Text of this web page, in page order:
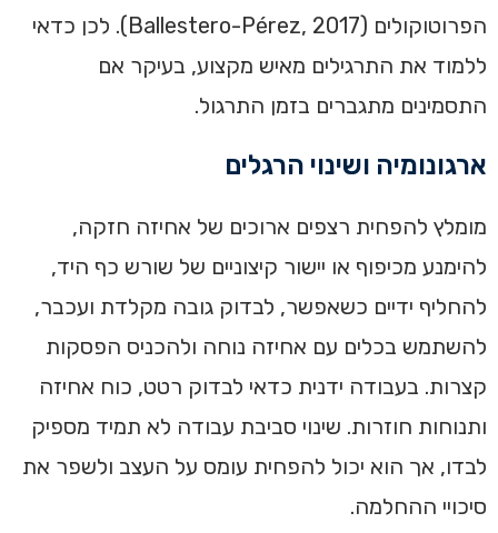
הפרוטוקולים (Ballestero-Pérez, 2017). לכן כדאי
ללמוד את התרגילים מאיש מקצוע, בעיקר אם
התסמינים מתגברים בזמן התרגול.
ארגונומיה ושינוי הרגלים
מומלץ להפחית רצפים ארוכים של אחיזה חזקה,
להימנע מכיפוף או יישור קיצוניים של שורש כף היד,
להחליף ידיים כשאפשר, לבדוק גובה מקלדת ועכבר,
להשתמש בכלים עם אחיזה נוחה ולהכניס הפסקות
קצרות. בעבודה ידנית כדאי לבדוק רטט, כוח אחיזה
ותנוחות חוזרות. שינוי סביבת עבודה לא תמיד מספיק
לבדו, אך הוא יכול להפחית עומס על העצב ולשפר את
סיכויי ההחלמה.